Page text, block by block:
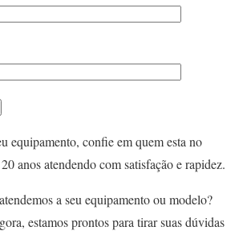
equipamento, confie em quem esta no
anos atendendo com satisfação e rapidez.
a seu equipamento ou modelo?
estamos prontos para tirar suas dúvidas